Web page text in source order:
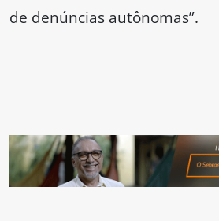
de denúncias autônomas”.